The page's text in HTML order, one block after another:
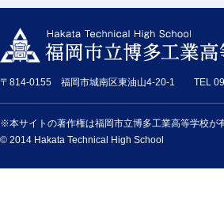
〒814-0155 福岡市城南区東油山4-20-1 TEL
※本サイトの著作権は福岡市立博多工業高等学校が
© 2014 Hakata Technical High School